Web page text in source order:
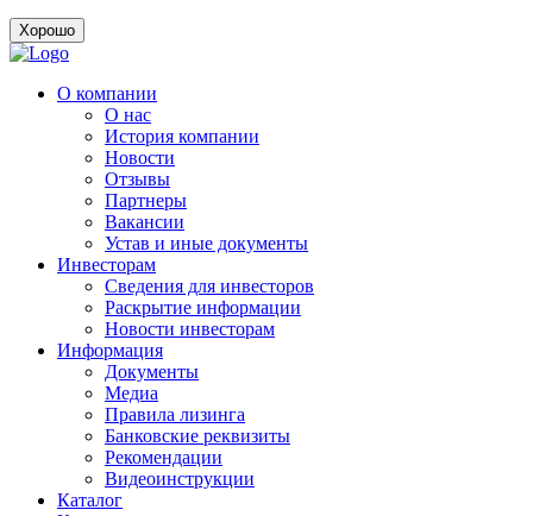
Хорошо
О компании
О нас
История компании
Новости
Отзывы
Партнеры
Вакансии
Устав и иные документы
Инвесторам
Сведения для инвесторов
Раскрытие информации
Новости инвесторам
Информация
Документы
Медиа
Правила лизинга
Банковские реквизиты
Рекомендации
Видеоинструкции
Каталог